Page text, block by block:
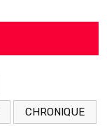
CHRONIQUE